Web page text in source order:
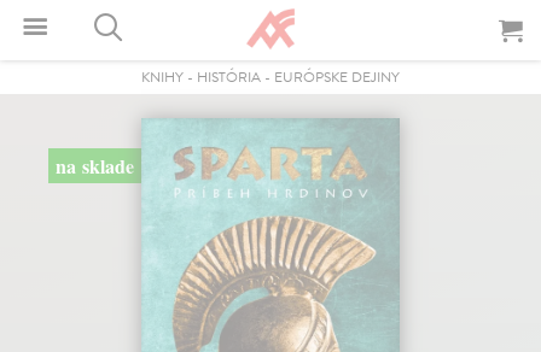
KNIHY - HISTÓRIA - EURÓPSKE DEJINY
na sklade